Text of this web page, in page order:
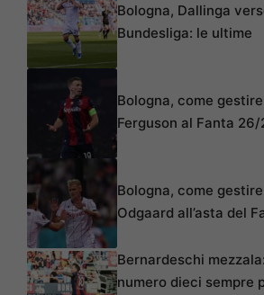
Bologna, Dallinga
Bundesliga: le ultime
Bologna, come gestire
Ferguson al Fanta 26/
Bologna, come gestire
Odgaard all’asta del
Bernardeschi
numero dieci sempre